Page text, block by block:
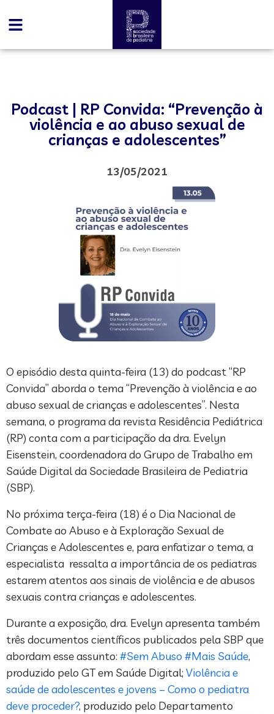
Podcast | RP Convida: “Prevenção à
violência e ao abuso sexual de
crianças e adolescentes”
13/05/2021
O episódio desta quinta-feira (13) do podcast “RP
Convida” aborda o tema “Prevenção à violência e ao
abuso sexual de crianças e adolescentes”. Nesta
semana, o programa da revista Residência Pediátrica
(RP) conta com a participação da dra. Evelyn
Eisenstein, coordenadora do Grupo de Trabalho em
Saúde Digital da Sociedade Brasileira de Pediatria
(SBP).
No próxima terça-feira (18) é o Dia Nacional de
Combate ao Abuso e à Exploração Sexual de
Crianças e Adolescentes e, para enfatizar o tema, a
especialista ressalta a importância de os pediatras
estarem atentos aos sinais de violência e de abusos
sexuais contra crianças e adolescentes.
Durante a exposição, dra. Evelyn apresenta também
três documentos científicos publicados pela SBP que
abordam esse assunto: #Sem Abuso #Mais Saúde,
produzido pelo GT em Saúde Digital; Violência e
saúde de adolescentes e jovens – Como o pediatra
deve proceder?, produzido pelo Departamento